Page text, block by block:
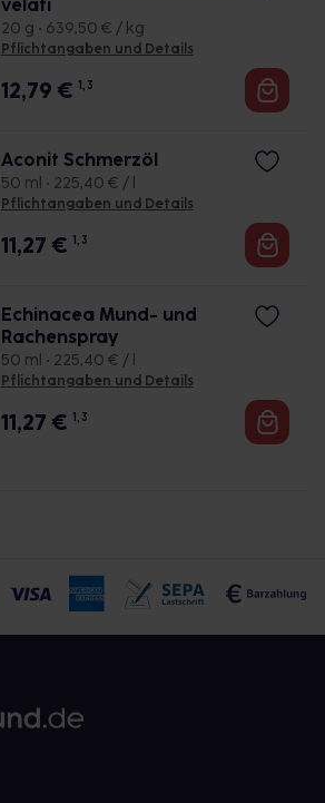
velati
20 g • 639,50 € / kg
Pflichtangaben und Details
12,79 € 1, 3
Aconit Schmerzöl
50 ml • 225,40 € / l
Pflichtangaben und Details
11,27 € 1, 3
Echinacea Mund- und
Rachenspray
50 ml • 225,40 € / l
Pflichtangaben und Details
11,27 € 1, 3